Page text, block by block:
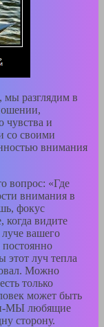
мы разглядим в
чувства и
со своими
внимания
вопрос: «Где
внимания в
фокус
видите
вашего
этот луч тепла
Можно
только
может быть
МЫ любящие
сторону.